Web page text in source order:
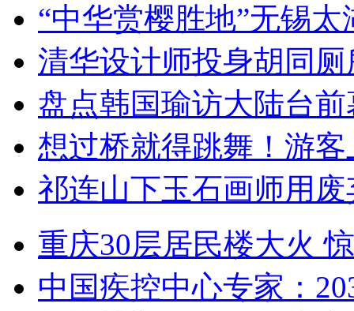
“中华赏樱胜地”无锡
清华设计师投身胡同
盘点韩国瑜访大陆台
想过桥就得跳舞！游客
祁连山下玉石画师用
重庆30层居民楼大火
中国疾控中心专家：